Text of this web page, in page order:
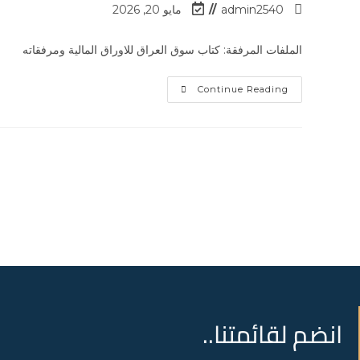
admin2540 مايو 20, 2026
الملفات المرفقة: كتاب سوق العراق للاوراق المالية ومرفقاته
Continue Reading
انضم لقائمتنا..